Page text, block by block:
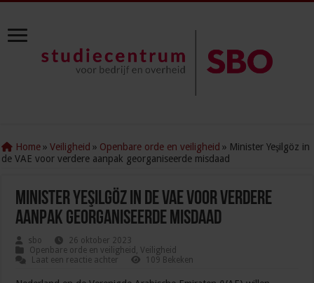
Home » Veiligheid » Openbare orde en veiligheid » Minister Yeşilgöz in
de VAE voor verdere aanpak georganiseerde misdaad
Minister Yeşilgöz in de VAE voor verdere
aanpak georganiseerde misdaad
sbo
26 oktober 2023
Openbare orde en veiligheid ,Veiligheid
Laat een reactie achter
109 Bekeken